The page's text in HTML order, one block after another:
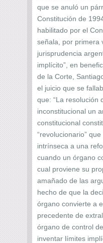
que se anuló un
Constitución de
habilitado por el
señala, por primera
jurisprudencia
implícito”, en
de la Corte,
el juicio que se
que: “La resolución
inconstitucional un
constitucional
“revolucionario”
intrínseca a una
cuando un órgano
cual proviene su
amañado de las
hecho de que la
órgano convierte a
precedente de
órgano de control
inventar límites